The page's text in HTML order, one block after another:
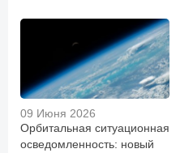
09 Июня 2026
Орбитальная ситуационная
осведомленность: новый